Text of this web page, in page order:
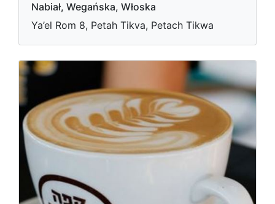
Nabiał, Wegańska, Włoska
Ya’el Rom 8, Petah Tikva, Petach Tikwa